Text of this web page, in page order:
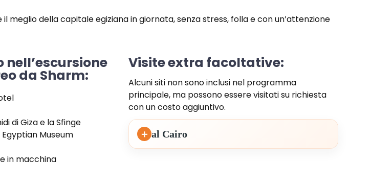
della capitale egiziana in giornata, senza stress, folla e con un’attenzione
nell’escursione
da Sharm:
di Giza e la Sfinge
Museum
in macchina
Visite extra facoltative:
Alcuni siti non sono inclusi nel programma
principale, ma possono essere visitati su richiesta
con un costo aggiuntivo.
＋ al Cairo